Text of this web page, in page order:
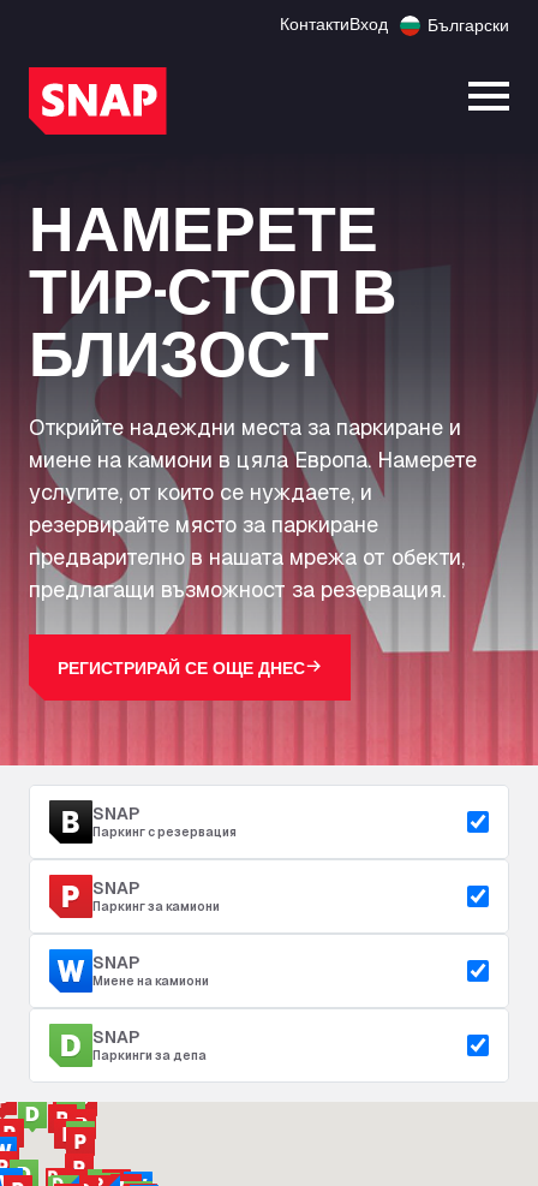
КонтактиВход Български
НАМЕРЕТЕ
ТИР-СТОП В
БЛИЗОСТ
Открийте надеждни места за паркиране и
миене на камиони в цяла Европа. Намерете
услугите, от които се нуждаете, и
резервирайте място за паркиране
предварително в нашата мрежа от обекти,
предлагащи възможност за резервация.
РЕГИСТРИРАЙ СЕ ОЩЕ ДНЕС
SNAP
Паркинг с резервация
SNAP
Паркинг за камиони
SNAP
Миене на камиони
SNAP
Паркинги за депа